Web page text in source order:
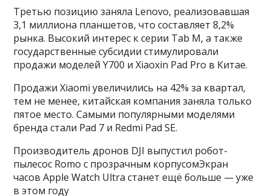
Третью позицию заняла Lenovo, реализовавшая
3,1 миллиона планшетов, что составляет 8,2%
рынка. Высокий интерес к серии Tab M, а также
государственные субсидии стимулировали
продажи моделей Y700 и Xiaoxin Pad Pro в Китае.
Продажи Xiaomi увеличились на 42% за квартал,
тем не менее, китайская компания заняла только
пятое место. Самыми популярными моделями
бренда стали Pad 7 и Redmi Pad SE.
Производитель дронов DJI выпустил робот-
пылесос Romo с прозрачным корпусомЭкран
часов Apple Watch Ultra станет ещё больше — уже
в этом году